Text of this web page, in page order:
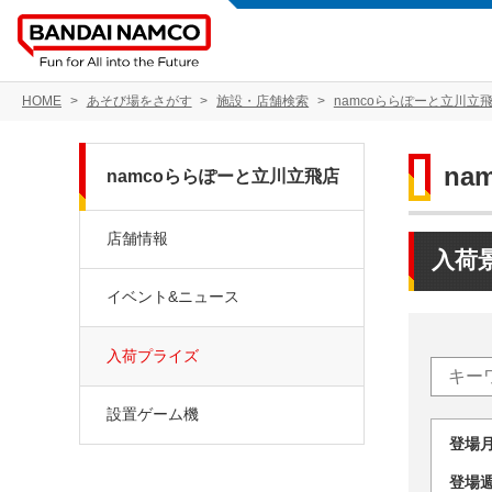
HOME あそび場をさがす 施設・店舗検索 namcoららぽーと立川立
入荷
登
登
namcoららぽーと立川立飛店
店舗情報
イベント&ニュース
入荷プライズ
設置ゲーム機